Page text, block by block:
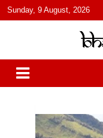
content
Sunday, 9 August, 2026
हिंदी में समाचार, विचार,
India: News, Views, Info,
और पॉडकास्ट